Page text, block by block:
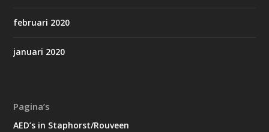
februari 2020
januari 2020
Pagina’s
AED’s in Staphorst/Rouveen